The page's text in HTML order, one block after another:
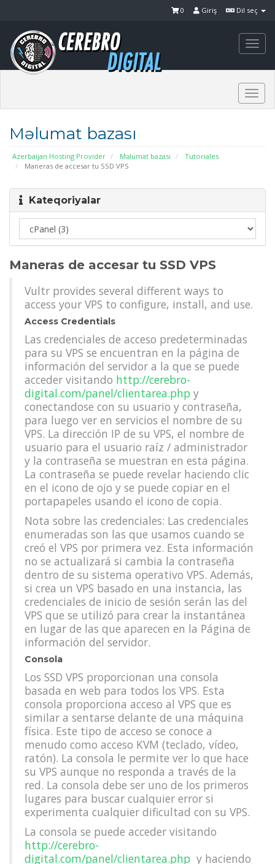
Dil seç
Giriş
0
Məlumat bazası
Azerbaijan Hosting Provider Məlumat bazası
Tutoriales
Maneras de accesar tu SSD VPS
Kateqoriyalar
Maneras de accesar tu SSD VPS
Vultr provides several different ways to
access your VPS to configure, install, and use.
Access Credentials
Las credenciales de acceso predeterminadas
para su VPS se encuentran en la página de
información del servidor a la que se puede
acceder visitando http://cerebro-
digital.com/panel/clientarea.php y
conectandose con su usuario y contraseña,
para luego ver en servicios el nombre de su
VPS. La dirección IP de su VPS, el nombre de
usuario para el usuario raíz / administrador
y la contraseña se muestran en esta página.
La contraseña se puede revelar haciendo clic
en el icono de ojo y se puede copiar en el
portapapeles usando el icono de copia.
Nota sobre las credenciales: Las credenciales
enumeradas son las que usamos cuando se
creó el VPS por primera vez. Esta información
no se actualizará si cambia la contraseña
dentro de su sistema operativo VPS. Además,
si crea un VPS basado en una instancia, las
credenciales de inicio de sesión serán las del
VPS que se utilizó para crear la instantánea
en lugar de las que aparecen en la Página de
información del servidor.
Consola
Los SSD VPS proporcionan una consola
basada en web para todos los VPS. Esta
consola proporciona acceso al VPS que es
similar a sentarse delante de una máquina
física. Este tipo de acceso se conoce a
menudo como acceso KVM (teclado, vídeo,
ratón). La consola le permite ver lo que hace
su VPS aunque no responda a través de la
red. La consola debe ser uno de los primeros
lugares para buscar cualquier error si
experimenta cualquier dificultad con su VPS.
La consola se puede acceder visitando
http://cerebro-
digital.com/panel/clientarea.php y haciendo